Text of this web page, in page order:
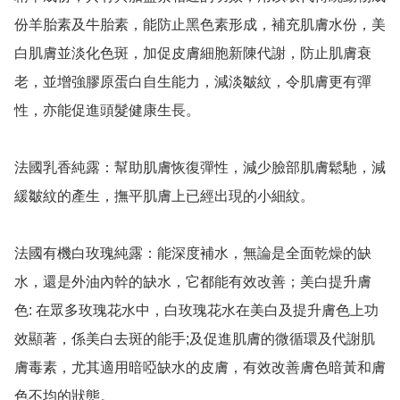
份羊胎素及牛胎素，能防止黑色素形成，補充肌膚水份，美
白肌膚並淡化色斑，加促皮膚細胞新陳代謝，防止肌膚衰
老，並增強膠原蛋白自生能力，減淡皺紋，令肌膚更有彈
性，亦能促進頭髮健康生長。
法國乳香純露：幫助肌膚恢復彈性，減少臉部肌膚鬆馳，減
緩皺紋的產生，撫平肌膚上已經出現的小細紋。
法國有機白玫瑰純露：能深度補水，無論是全面乾燥的缺
水，還是外油內幹的缺水，它都能有效改善；美白提升膚
色: 在眾多玫瑰花水中，白玫瑰花水在美白及提升膚色上功
效顯著，係美白去斑的能手;及促進肌膚的微循環及代謝肌
膚毒素，尤其適用暗啞缺水的皮膚，有效改善膚色暗黃和膚
色不均的狀態。